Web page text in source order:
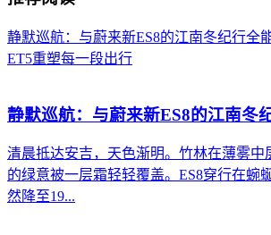
静默巡航：与蔚来新ES8的江南冬纪行全
ET5重塑每一段出行
静默巡航：与蔚来新ES8的江南冬
清晨抵达安吉，天色渐明。竹林在薄雾中
的绿意被一层霜轻轻覆盖。ES8穿行在蜿
然降至19...